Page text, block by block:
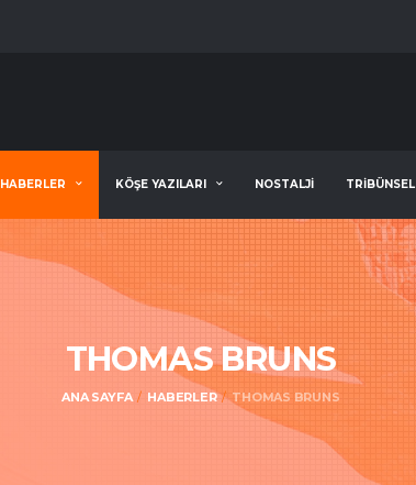
HABERLER KÖŞE YAZILARI NOSTALJİ TRİBÜNSEL
THOMAS BRUNS
ANA SAYFA HABERLER THOMAS BRUNS